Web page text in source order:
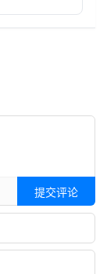
提交评论